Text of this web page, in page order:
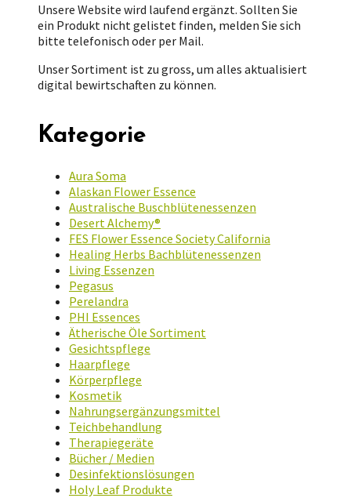
Unsere Website wird laufend ergänzt. Sollten Sie
ein Produkt nicht gelistet finden, melden Sie sich
bitte telefonisch oder per Mail.
Unser Sortiment ist zu gross, um alles aktualisiert
digital bewirtschaften zu können.
Kategorie
Aura Soma
Alaskan Flower Essence
Australische Buschblütenessenzen
Desert Alchemy®
FES Flower Essence Society California
Healing Herbs Bachblütenessenzen
Living Essenzen
Pegasus
Perelandra
PHI Essences
Ätherische Öle Sortiment
Gesichtspflege
Haarpflege
Körperpflege
Kosmetik
Nahrungsergänzungsmittel
Teichbehandlung
Therapiegeräte
Bücher / Medien
Desinfektionslösungen
Holy Leaf Produkte